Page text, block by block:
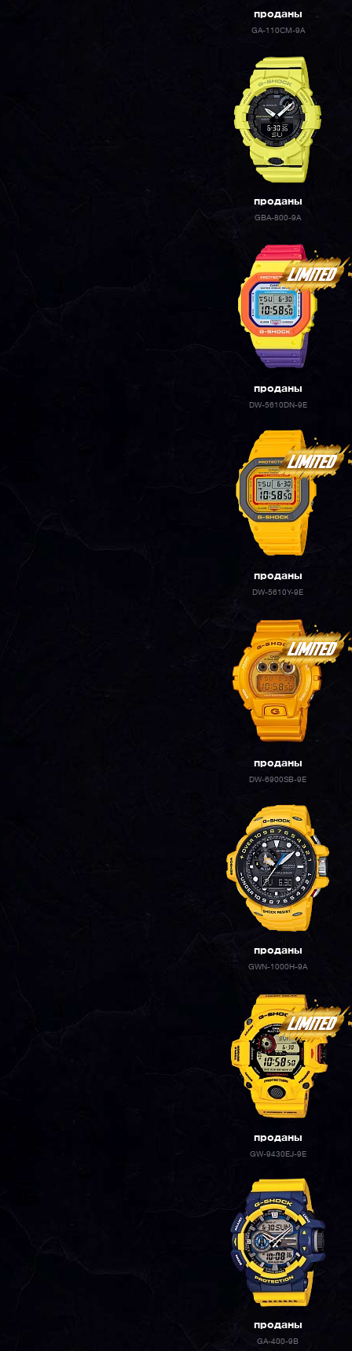
проданы
GA-110CM-9A
проданы
GBA-800-9A
проданы
DW-5610DN-9E
проданы
DW-5610Y-9E
проданы
DW-6900SB-9E
проданы
GWN-1000H-9A
проданы
GW-9430EJ-9E
проданы
GA-400-9B